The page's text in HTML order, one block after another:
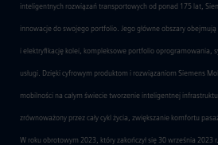
inteligentnych rozwiązań transportowych od ponad 175 lat,
innowacje do swojego portfolio. Jego główne obszary
i elektryfikację kolei, kompleksowe portfolio oprogramowania,
usługi. Dzięki cyfrowym produktom i rozwiązaniom Siemens
mobilności na całym świecie tworzenie inteligentnej
zrównoważony przez cały cykl życia, zwiększanie komfortu
W roku obrotowym 2023, który zakończył się 30 września 2023